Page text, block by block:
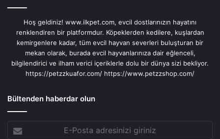
Hoş geldiniz! www.ilkpet.com, evcil dostlarınızın hayatını
renklendiren bir platformdur. Köpeklerden kedilere, kuşlardan
kemirgenlere kadar, tüm evcil hayvan severleri buluşturan bir
mekan olarak, burada evcil hayvanlarınıza dair eğlenceli,
bilgilendirici ve ilham verici içeriklerle dolu bir dünya sizi bekliyor.
https://petzzkuafor.com/ https://www.petzzshop.com/
Bültenden haberdar olun
Posta